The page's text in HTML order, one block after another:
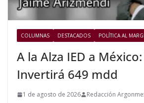
COLUMNAS DESTACADOS POLÍTICA AL
A la Alza IED a
Invertirá 649 mdd
1 de agosto de 2026 Redacción